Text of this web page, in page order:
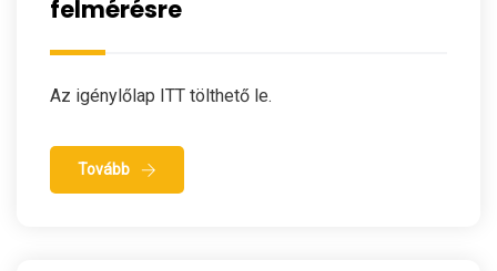
felmérésre
Az igénylőlap ITT tölthető le.
Tovább